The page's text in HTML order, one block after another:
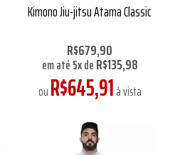
Kimono Jiu-jitsu Atama Classic
R$679,90
em até5xdeR$135,98
ouR$645,91à vista